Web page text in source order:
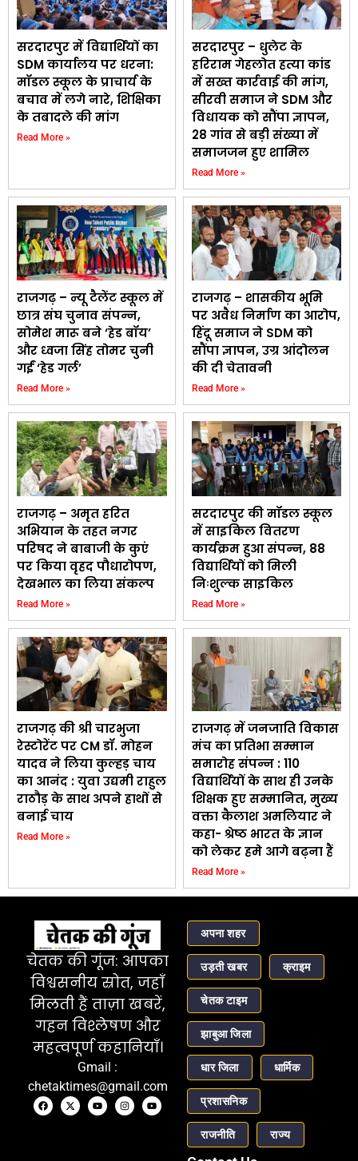
सरदारपुर में विद्यार्थियों का
SDM कार्यालय पर धरना:
मॉडल स्कूल के प्राचार्य के
बचाव में लगे नारे, शिक्षिका
के तबादले की मांग
Read More »
सरदारपुर – धुलेट के
हरिराम गेहलोत हत्या कांड
में सख्त कार्रवाई की मांग,
सीरवी समाज ने SDM और
विधायक को सौंपा ज्ञापन,
28 गांव से बड़ी संख्या में
समाजजन हुए शामिल
Read More »
राजगढ़ – न्यू टैलेंट स्कूल में
छात्र संघ चुनाव संपन्न,
सोमेश मारू बने ‘हेड बॉय’
और ध्वजा सिंह तोमर चुनी
गईं ‘हेड गर्ल’
Read More »
राजगढ़ – शासकीय भूमि
पर अवैध निर्माण का आरोप,
हिंदू समाज ने SDM को
सौंपा ज्ञापन, उग्र आंदोलन
की दी चेतावनी
Read More »
राजगढ़ – अमृत हरित
अभियान के तहत नगर
परिषद ने बाबाजी के कुएं
पर किया वृहद पौधारोपण,
देखभाल का लिया संकल्प
Read More »
सरदारपुर की मॉडल स्कूल
में साइकिल वितरण
कार्यक्रम हुआ संपन्न, 88
विद्यार्थियों को मिली
निःशुल्क साइकिल
Read More »
राजगढ़ की श्री चारभुजा
रेस्टोरेंट पर CM डॉ. मोहन
यादव ने लिया कुल्हड़ चाय
का आनंद : युवा उद्यमी राहुल
राठौड़ के साथ अपने हाथों से
बनाई चाय
Read More »
राजगढ़ में जनजाति विकास
मंच का प्रतिभा सम्मान
समारोह संपन्न : 110
विद्यार्थियों के साथ ही उनके
शिक्षक हुए सम्मानित, मुख्य
वक्ता कैलाश अमलियार ने
कहा- श्रेष्ठ भारत के ज्ञान
को लेकर हमे आगे बढ़ना हैं
Read More »
चेतक की गूंज: आपका
विश्वसनीय स्रोत, जहाँ
मिलती हैं ताज़ा खबरें,
गहन विश्लेषण और
महत्वपूर्ण कहानियाँ।
Gmail :
chetaktimes@gmail.com
अपना शहर
उड़ती खबर क्राइम
चेतक टाइम
झाबुआ जिला
धार जिला धार्मिक
प्रशासनिक
राजनीति राज्य